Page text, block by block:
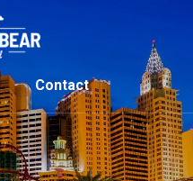
Contact